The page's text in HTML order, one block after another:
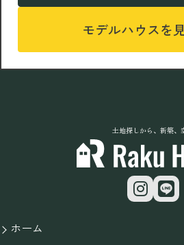
モデルハウスを
土地探しから、新築、
ホーム